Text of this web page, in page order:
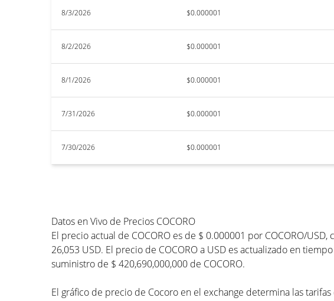
8/3/2026 $0.000001
8/2/2026 $0.000001
8/1/2026 $0.000001
7/31/2026 $0.000001
7/30/2026 $0.000001
Datos en Vivo de Precios COCORO
El precio actual de COCORO es de $ 0.000001 por COCORO/
26,053 USD. El precio de COCORO a USD es actualizado en
suministro de $ 420,690,000,000 de COCORO.
El gráfico de precio de Cocoro en el exchange determina las tarifas